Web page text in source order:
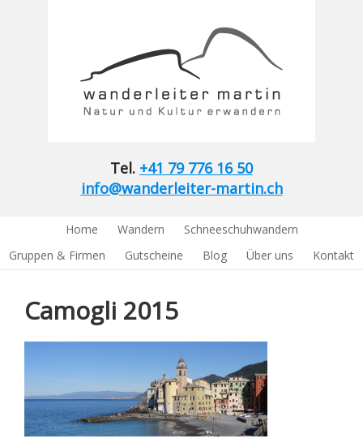
Tel. +41 79 776 16 50
info@wanderleiter-martin.ch
Home Wandern
Schneeschuhwandern
Gruppen & Firmen
Gutscheine Blog Über uns Kontakt
Camogli 2015